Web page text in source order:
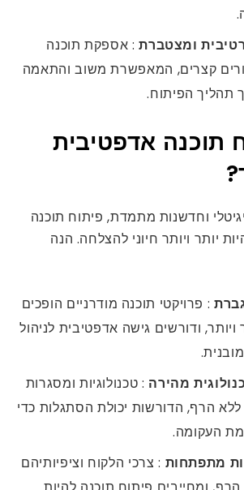
ומצטברת : אספקת תוכנה
קצרים, המאפשרת משוב והתאמה
תהליך הפיתוח.
תוכנה אדפטיבית
וחדשנות מתמדת, פיתוח תוכנה
יותר ויותר חיוני להצלחה. הנה
: פרויקטי תוכנה מודרניים הופכים
ויותר, ודורשים גישה אדפטיבית לניהול
מהירה : טכנולוגיות ומסגרות
הרף, הדורשות יכולת הסתגלות כדי
העקומה.
מתפתחות : צרכי הלקוח וציפיותיהם